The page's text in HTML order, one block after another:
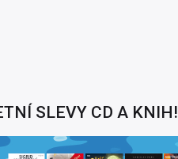
SLEVY CD A KNIH!